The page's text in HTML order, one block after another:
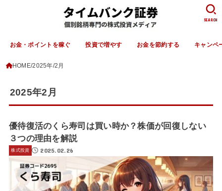
お金・ポイントを稼ぐ 投資で増やす お金を節約する キャンペ
SEARCH
HOME 2025年 2月
2025年2月
優待復活のくら寿司は買い時か？株価が回復しない
３つの理由を解説
株式投資 2025.02.26